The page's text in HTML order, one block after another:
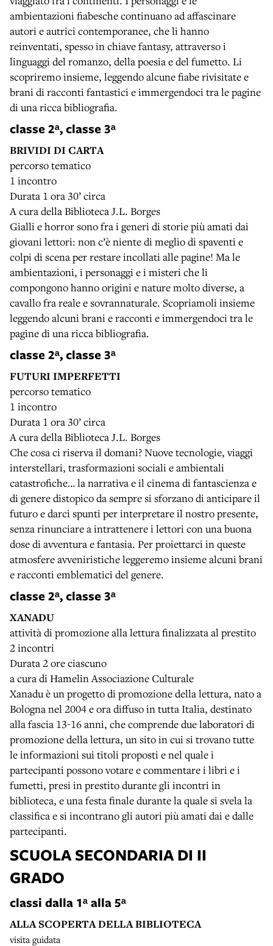
ambientazioni fiabesche continuano ad affascinare
autori e autrici contemporanee, che li hanno
reinventati, spesso in chiave fantasy, attraverso i
linguaggi del romanzo, della poesia e del fumetto. Li
scopriremo insieme, leggendo alcune fiabe rivisitate e
brani di racconti fantastici e immergendoci tra le pagine
di una ricca bibliografia.
classe 2ᵃ, classe 3ᵃ
BRIVIDI DI CARTA
percorso tematico
1 incontro
Durata 1 ora 30’ circa
A cura della Biblioteca J.L. Borges
Gialli e horror sono fra i generi di storie più amati dai
giovani lettori: non c’è niente di meglio di spaventi e
colpi di scena per restare incollati alle pagine! Ma le
ambientazioni, i personaggi e i misteri che li
compongono hanno origini e nature molto diverse, a
cavallo fra reale e sovrannaturale. Scopriamoli insieme
leggendo alcuni brani e racconti e immergendoci tra le
pagine di una ricca bibliografia.
classe 2ᵃ, classe 3ᵃ
FUTURI IMPERFETTI
percorso tematico
1 incontro
Durata 1 ora 30’ circa
A cura della Biblioteca J.L. Borges
Che cosa ci riserva il domani? Nuove tecnologie, viaggi
interstellari, trasformazioni sociali e ambientali
catastrofiche… la narrativa e il cinema di fantascienza e
di genere distopico da sempre si sforzano di anticipare il
futuro e darci spunti per interpretare il nostro presente,
senza rinunciare a intrattenere i lettori con una buona
dose di avventura e fantasia. Per proiettarci in queste
atmosfere avveniristiche leggeremo insieme alcuni brani
e racconti emblematici del genere.
classe 2ᵃ, classe 3ᵃ
XANADU
attività di promozione alla lettura finalizzata al prestito
2 incontri
Durata 2 ore ciascuno
a cura di Hamelin Associazione Culturale
Xanadu è un progetto di promozione della lettura, nato a
Bologna nel 2004 e ora diffuso in tutta Italia, destinato
alla fascia 13-16 anni, che comprende due laboratori di
promozione della lettura, un sito in cui si trovano tutte
le informazioni sui titoli proposti e nel quale i
partecipanti possono votare e commentare i libri e i
fumetti, presi in prestito durante gli incontri in
biblioteca, e una festa finale durante la quale si svela la
classifica e si incontrano gli autori più amati dai e dalle
partecipanti.
SCUOLA SECONDARIA DI II
GRADO
classi dalla 1ᵃ alla 5ᵃ
ALLA SCOPERTA DELLA BIBLIOTECA
visita guidata